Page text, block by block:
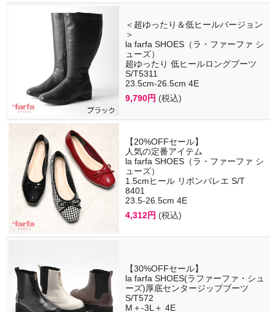
＜超ゆったり＆低ヒールバージョン
＞
la farfa SHOES（ラ・ファーファ シ
ューズ）
超ゆったり 低ヒールロングブーツ
S/T5311
23.5cm-26.5cm 4E
9,790円 (税込)
【20%OFFセール】
人気の定番アイテム
la farfa SHOES（ラ・ファーファ シ
ューズ）
1.5cmヒール リボンバレエ S/T
8401
23.5-26.5cm 4E
4,312円 (税込)
【30%OFFセール】
la farfa SHOES(ラファーファ・シュ
ーズ)厚底センタージップブーツ
S/T572
M＋-3L＋ 4E